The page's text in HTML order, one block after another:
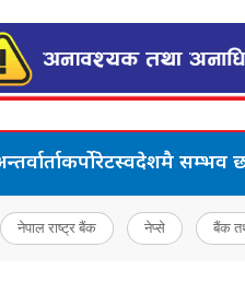
कर्पोरेटस्वदेशमै सम्भव
नेपाल राष्ट्र बैंक नेप्से बैंक